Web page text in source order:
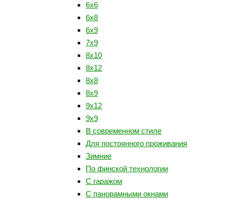
6x6
6x8
6x9
7x9
8x10
8x12
8x8
8x9
9x12
9x9
В современном стиле
Для постоянного проживания
Зимние
По финской технологии
С гаражом
С панорамными окнами